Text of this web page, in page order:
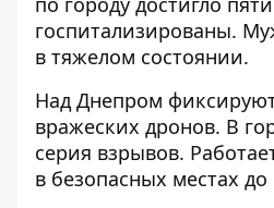
госпитализированы.
в тяжелом состоянии.
Над Днепром
вражеских дронов. В
серия взрывов.
в безопасных местах до